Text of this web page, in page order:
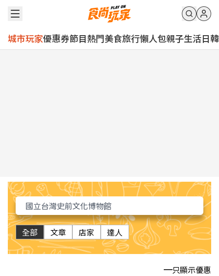
城市玩家優惠券節目熱門美食旅行懶人包親子生活日韓
全部 文章 店家 達人
只顯示優惠